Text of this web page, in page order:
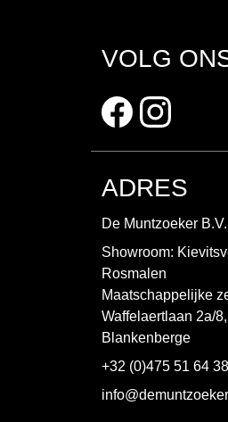
VOLG
ADRES
De Muntzoeker B.V.
Showroom:
Rosmalen
Maatschappelijke
Waffelaertlaan 2a/
Blankenberge
+32 (0)475 51 64 38